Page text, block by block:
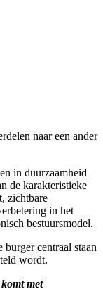
naar een ander
in duurzaamheid
de karakteristieke
zichtbare
in het
bestuursmodel.
centraal staan
wordt.
met